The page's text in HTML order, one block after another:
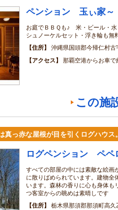
ペンション 玉ぃ家～
お庭でＢＢＱも♪ 米・ビール・
シュノーケルセット・浮き輪も無
住所
沖縄県国頭郡今帰仁村古
アクセス
那覇空港からお車で
この施
真っ赤な屋根が目を引くログハウス
ログペンション ペペ
すべての部屋の中には素敵な絵画
に散りばめられています。建物全
います。森林の香りに心も身体も
つ客室からの眺めは素晴しです
住所
栃木県那須郡那須町高